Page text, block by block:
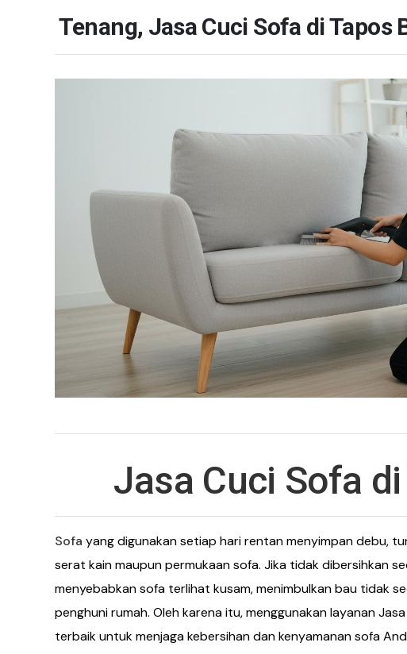
Tenang, Jasa Cuci Sofa di Tapos
Jasa Cuci Sofa
Sofa yang digunakan setiap hari rentan menyimpan debu,
serat kain maupun permukaan sofa. Jika tidak dibersihkan
menyebabkan sofa terlihat kusam, menimbulkan bau tidak
penghuni rumah. Oleh karena itu, menggunakan layanan
terbaik untuk menjaga kebersihan dan kenyamanan sofa